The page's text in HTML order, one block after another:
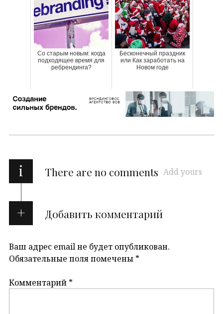
Со старым новым: когда
подходящее время для
ребрендинга?
Бесконечный праздник
или Как заработать на
Новом годе
i There are no comments Add yours
Добавить комментарий
Ваш адрес email не будет опубликован.
Обязательные поля помечены *
Комментарий *